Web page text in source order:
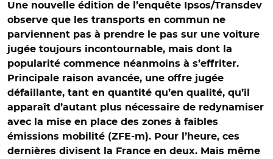
Une nouvelle édition de l’enquête Ipsos/Transdev
observe que les transports en commun ne
parviennent pas à prendre le pas sur une voiture
jugée toujours incontournable, mais dont la
popularité commence néanmoins à s’effriter.
Principale raison avancée, une offre jugée
défaillante, tant en quantité qu’en qualité, qu’il
apparaît d’autant plus nécessaire de redynamiser
avec la mise en place des zones à faibles
émissions mobilité (ZFE-m). Pour l’heure, ces
dernières divisent la France en deux. Mais même